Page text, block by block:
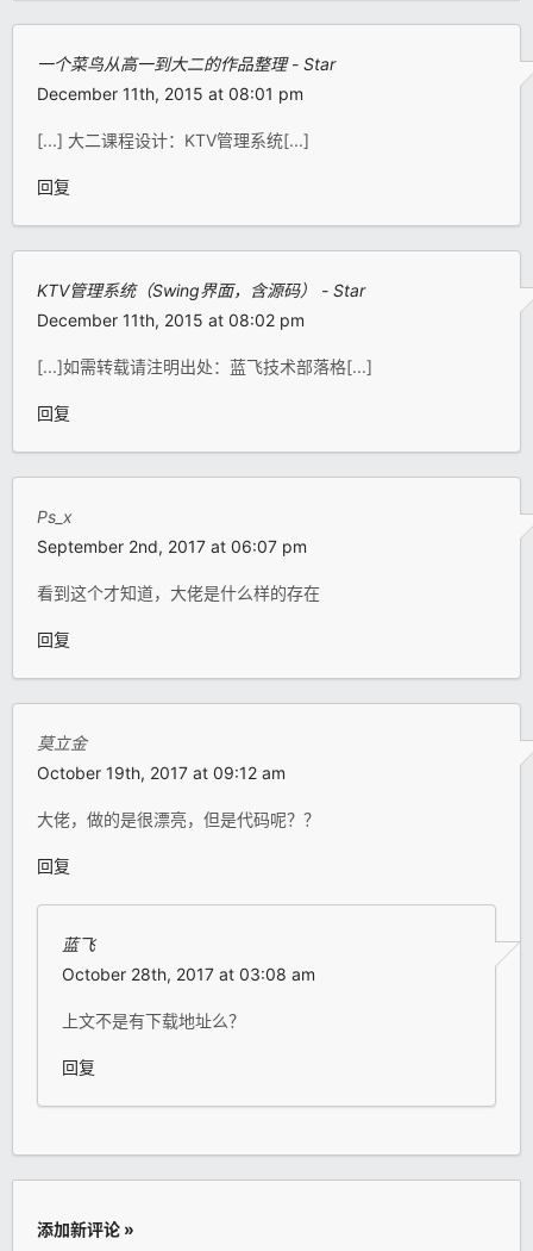
一个菜鸟从高一到大二的作品整理 - Star
December 11th, 2015 at 08:01 pm
[...] 大二课程设计：KTV管理系统[...]
回复
KTV管理系统（Swing界面，含源码） - Star
December 11th, 2015 at 08:02 pm
[...]如需转载请注明出处：蓝飞技术部落格[...]
回复
Ps_x
September 2nd, 2017 at 06:07 pm
看到这个才知道，大佬是什么样的存在
回复
莫立金
October 19th, 2017 at 09:12 am
大佬，做的是很漂亮，但是代码呢？？
回复
蓝飞
October 28th, 2017 at 03:08 am
上文不是有下载地址么？
回复
添加新评论 »